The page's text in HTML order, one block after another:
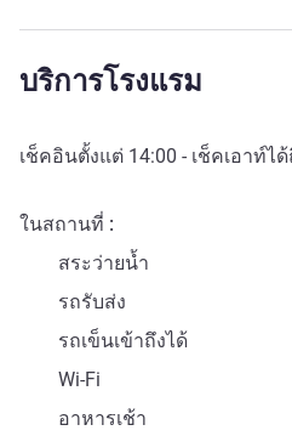
บริการโรงแรม
เช็คอินตั้งแต่ 14:00 - เช็คเอาท์ได้
ในสถานที่
สระว่ายน้ำ
รถรับส่ง
รถเข็นเข้าถึงได้
Wi-Fi
อาหารเช้า